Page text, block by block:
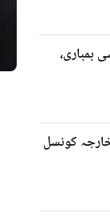
بمباری،
کونسل